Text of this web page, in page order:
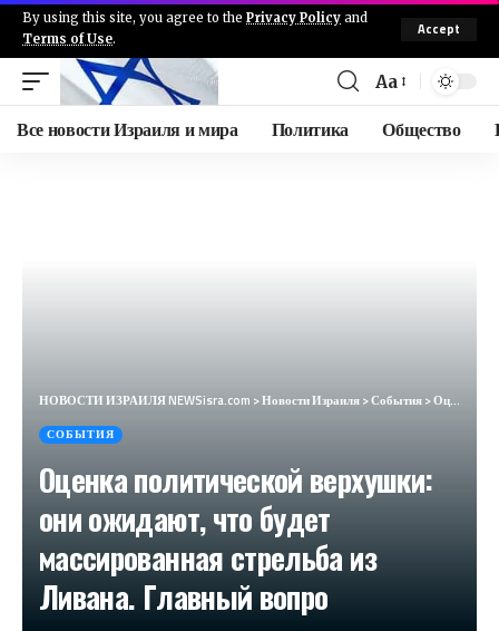
By using this site, you agree to the Privacy Policy and
Terms of Use.
Accept
Aa
Все новости Израиля и мира Политика Общество
НОВОСТИ ИЗРАИЛЯ NEWSisra.com >Новости Израиля>События>Оценка политической верхушки: они ожидают, что будет массированная стрельба из Ливана. Главный вопро
СОБЫТИЯ
Оценка политической верхушки:
они ожидают, что будет
массированная стрельба из
Ливана. Главный вопро